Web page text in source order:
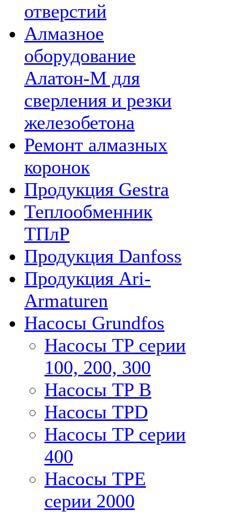
отверстий
Алмазное
оборудование
Алатон-М для
сверления и резки
железобетона
Ремонт алмазных
коронок
Продукция Gestra
Теплообменник
ТПлР
Продукция Danfoss
Продукция Ari-
Armaturen
Насосы Grundfos
Насосы TP серии
100, 200, 300
Насосы TP B
Насосы TPD
Насосы TP серии
400
Насосы TPE
серии 2000